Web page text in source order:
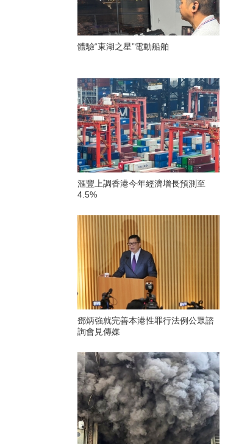
體驗“東湖之星”電動船舶
滙豐上調香港今年經濟增長預測至
4.5%
鄧炳強就完善本港性罪行法例公眾諮
詢會見傳媒